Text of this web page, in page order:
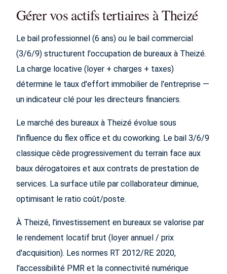
Gérer vos actifs tertiaires à Theizé
Le bail professionnel (6 ans) ou le bail commercial
(3/6/9) structurent l'occupation de bureaux à Theizé.
La charge locative (loyer + charges + taxes)
détermine le taux d'effort immobilier de l'entreprise —
un indicateur clé pour les directeurs financiers.
Le marché des bureaux à Theizé évolue sous
l'influence du flex office et du coworking. Le bail 3/6/9
classique cède progressivement du terrain face aux
baux dérogatoires et aux contrats de prestation de
services. La surface utile par collaborateur diminue,
optimisant le ratio coût/poste.
À Theizé, l'investissement en bureaux se valorise par
le rendement locatif brut (loyer annuel / prix
d'acquisition). Les normes RT 2012/RE 2020,
l'accessibilité PMR et la connectivité numérique